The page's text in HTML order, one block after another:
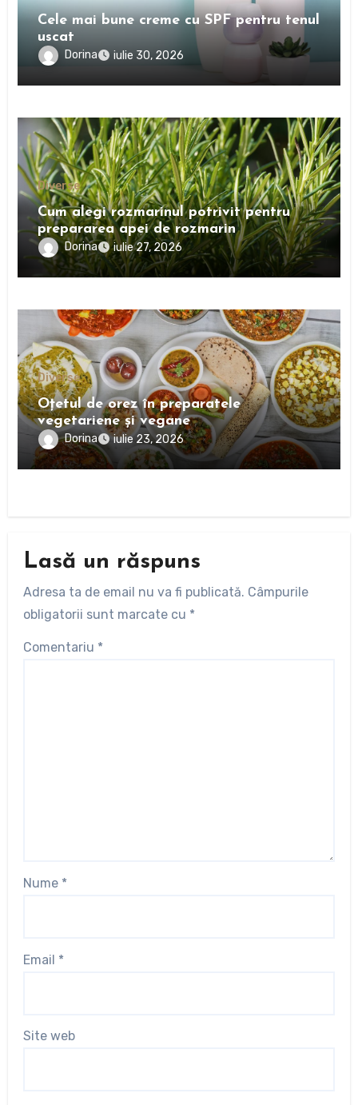
Cele mai bune creme cu SPF pentru tenul
uscat
Dorina iulie 30, 2026
Diverse
Cum alegi rozmarinul potrivit pentru
prepararea apei de rozmarin
Dorina iulie 27, 2026
Diverse
Oțetul de orez în preparatele
vegetariene și vegane
Dorina iulie 23, 2026
Lasă un răspuns
Adresa ta de email nu va fi publicată. Câmpurile
obligatorii sunt marcate cu *
Comentariu *
Nume *
Email *
Site web